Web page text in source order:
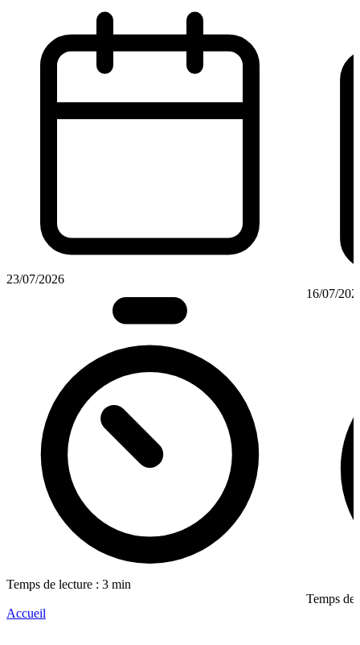
23/07/2026
Temps de lecture : 3 min
16/07/
Temps de
Accueil